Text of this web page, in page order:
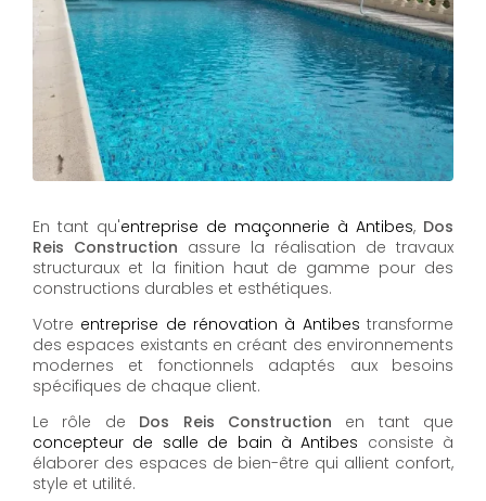
En tant qu'entreprise de maçonnerie à Antibes, Dos
Reis Construction assure la réalisation de travaux
structuraux et la finition haut de gamme pour des
constructions durables et esthétiques.
Votre entreprise de rénovation à Antibes transforme
des espaces existants en créant des environnements
modernes et fonctionnels adaptés aux besoins
spécifiques de chaque client.
Le rôle de Dos Reis Construction en tant que
concepteur de salle de bain à Antibes consiste à
élaborer des espaces de bien-être qui allient confort,
style et utilité.